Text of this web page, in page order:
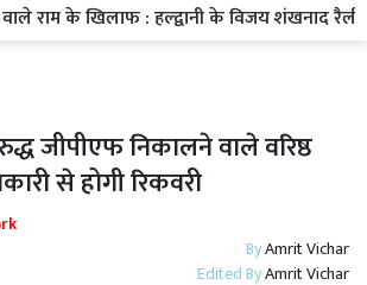
राम के खिलाफ : हल्द्वानी के विजय शंखनाद
जीपीएफ निकालने वाले वरिष्ठ
से होगी रिकवरी
ByAmrit Vichar
Edited ByAmrit Vichar